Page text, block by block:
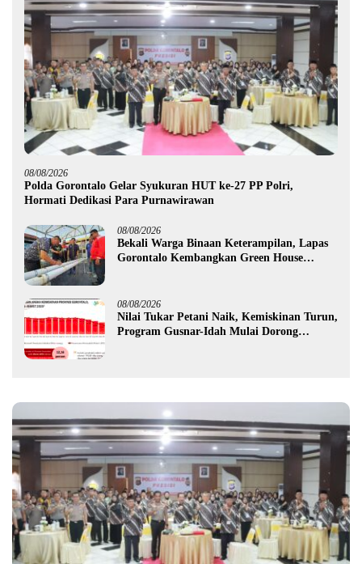
08/08/2026
Polda Gorontalo Gelar Syukuran HUT ke-27 PP Polri,
Hormati Dedikasi Para Purnawirawan
08/08/2026
Bekali Warga Binaan Keterampilan, Lapas
Gorontalo Kembangkan Green House
08/08/2026
Nilai Tukar Petani Naik, Kemiskinan Turun,
Program Gusnar-Idah Mulai Dorong